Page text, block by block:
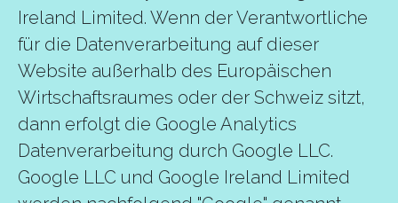
Ireland Limited. Wenn der Verantwortliche
für die Datenverarbeitung auf dieser
Website außerhalb des Europäischen
Wirtschaftsraumes oder der Schweiz sitzt,
dann erfolgt die Google Analytics
Datenverarbeitung durch Google LLC.
Google LLC und Google Ireland Limited